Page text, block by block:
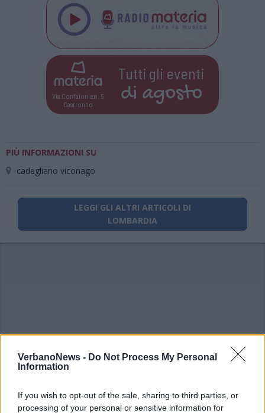
VerbanoNews - Do Not Process My Personal
Information
If you wish to opt-out of the sale, sharing to third parties, or
processing of your personal or sensitive information for
Via Confalonieri, 5
Castronno
Tutti gli eventi
di agosto
PIÙ INFORMAZIONI SU
cadegliano viconago
LEGGI GLI ALTRI ARTICOLI DI
LOMBARDIA